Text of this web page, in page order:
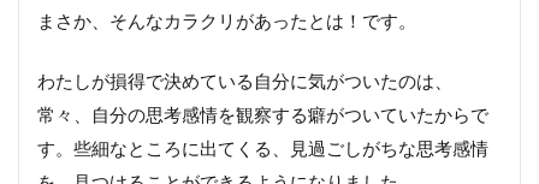
まさか、そんなカラクリがあったとは！です。
わたしが損得で決めている自分に気がついたのは、
常々、自分の思考感情を観察する癖がついていたからで
す。些細なところに出てくる、見過ごしがちな思考感情